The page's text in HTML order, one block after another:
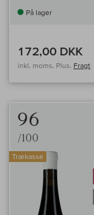
På lager
172,00 DKK
inkl. moms, Plus. Fragt
96
/100
Trækasse